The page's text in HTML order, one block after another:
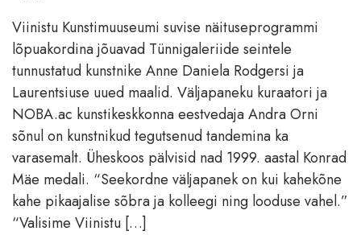
Viinistu Kunstimuuseumi suvise näituseprogrammi
lõpuakordina jõuavad Tünnigaleriide seintele
tunnustatud kunstnike Anne Daniela Rodgersi ja
Laurentsiuse uued maalid. Väljapaneku kuraatori ja
NOBA.ac kunstikeskkonna eestvedaja Andra Orni
sõnul on kunstnikud tegutsenud tandemina ka
varasemalt. Üheskoos pälvisid nad 1999. aastal Konrad
Mäe medali. “Seekordne väljapanek on kui kahekõne
kahe pikaajalise sõbra ja kolleegi ning looduse vahel.”
“Valisime Viinistu […]